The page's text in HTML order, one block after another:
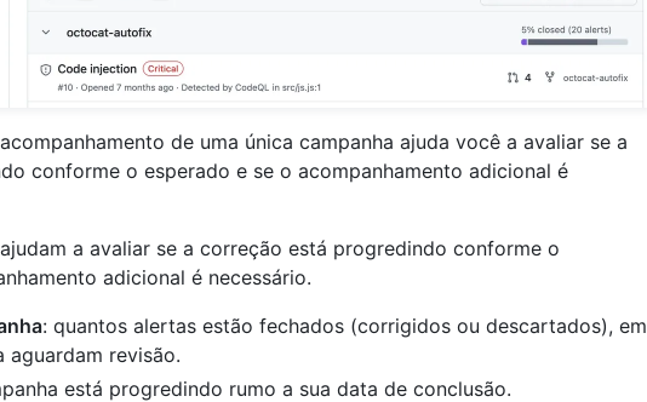
de uma única campanha ajuda você a avaliar se a
conforme o esperado e se o acompanhamento adicional é
a avaliar se a correção está progredindo conforme o
adicional é necessário.
: quantos alertas estão fechados (corrigidos ou descartados), em
aguardam revisão.
está progredindo rumo a sua data de conclusão.